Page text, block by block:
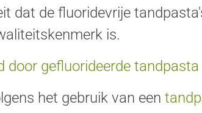
dat de fluoridevrije
is.
door gefluorideerde tandpasta
het gebruik van een